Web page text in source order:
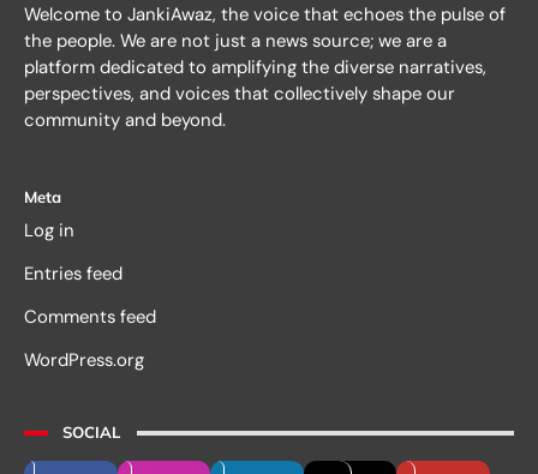
Welcome to JankiAwaz, the voice that echoes the pulse of
the people. We are not just a news source; we are a
platform dedicated to amplifying the diverse narratives,
perspectives, and voices that collectively shape our
community and beyond.
Meta
Log in
Entries feed
Comments feed
WordPress.org
SOCIAL